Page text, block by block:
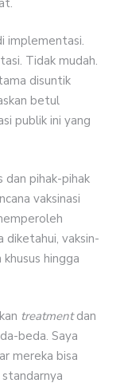
implementasi.
Tidak mudah.
disuntik
betul
publik ini yang
pihak-pihak
vaksinasi
diketahui, vaksin-
hingga
treatmentdan
beda. Saya
mereka bisa